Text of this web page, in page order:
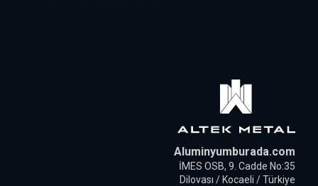
Aluminyumburada.com
İMES OSB, 9. Cadde No:35
Dilovası / Kocaeli / Türkiye